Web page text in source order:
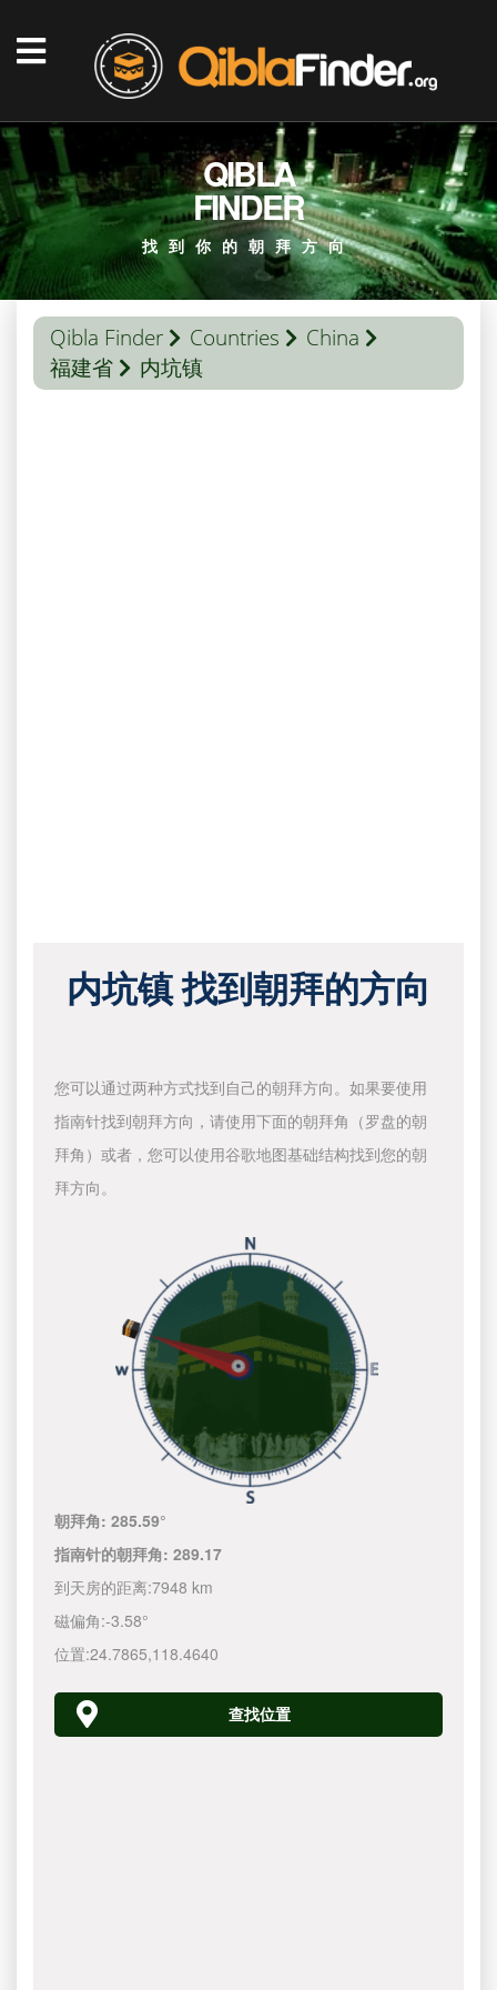
QIBLA
FINDER
找到你的朝拜方向
Qibla Finder Countries
China
福建省
内坑镇
内坑镇 找到朝拜的方向
您可以通过两种方式找到自己的朝拜方向。如果要使用
指南针找到朝拜方向，请使用下面的朝拜角（罗盘的朝
拜角）或者，您可以使用谷歌地图基础结构找到您的朝
拜方向。
朝拜角:285.59°
指南针的朝拜角:289.17
到天房的距离:7948 km
磁偏角:-3.58°
位置:24.7865,118.4640
查找位置